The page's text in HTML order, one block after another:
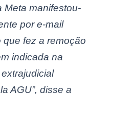
Meta manifestou-
por e-mail
que fez a remoção
indicada na
AGU”, disse a